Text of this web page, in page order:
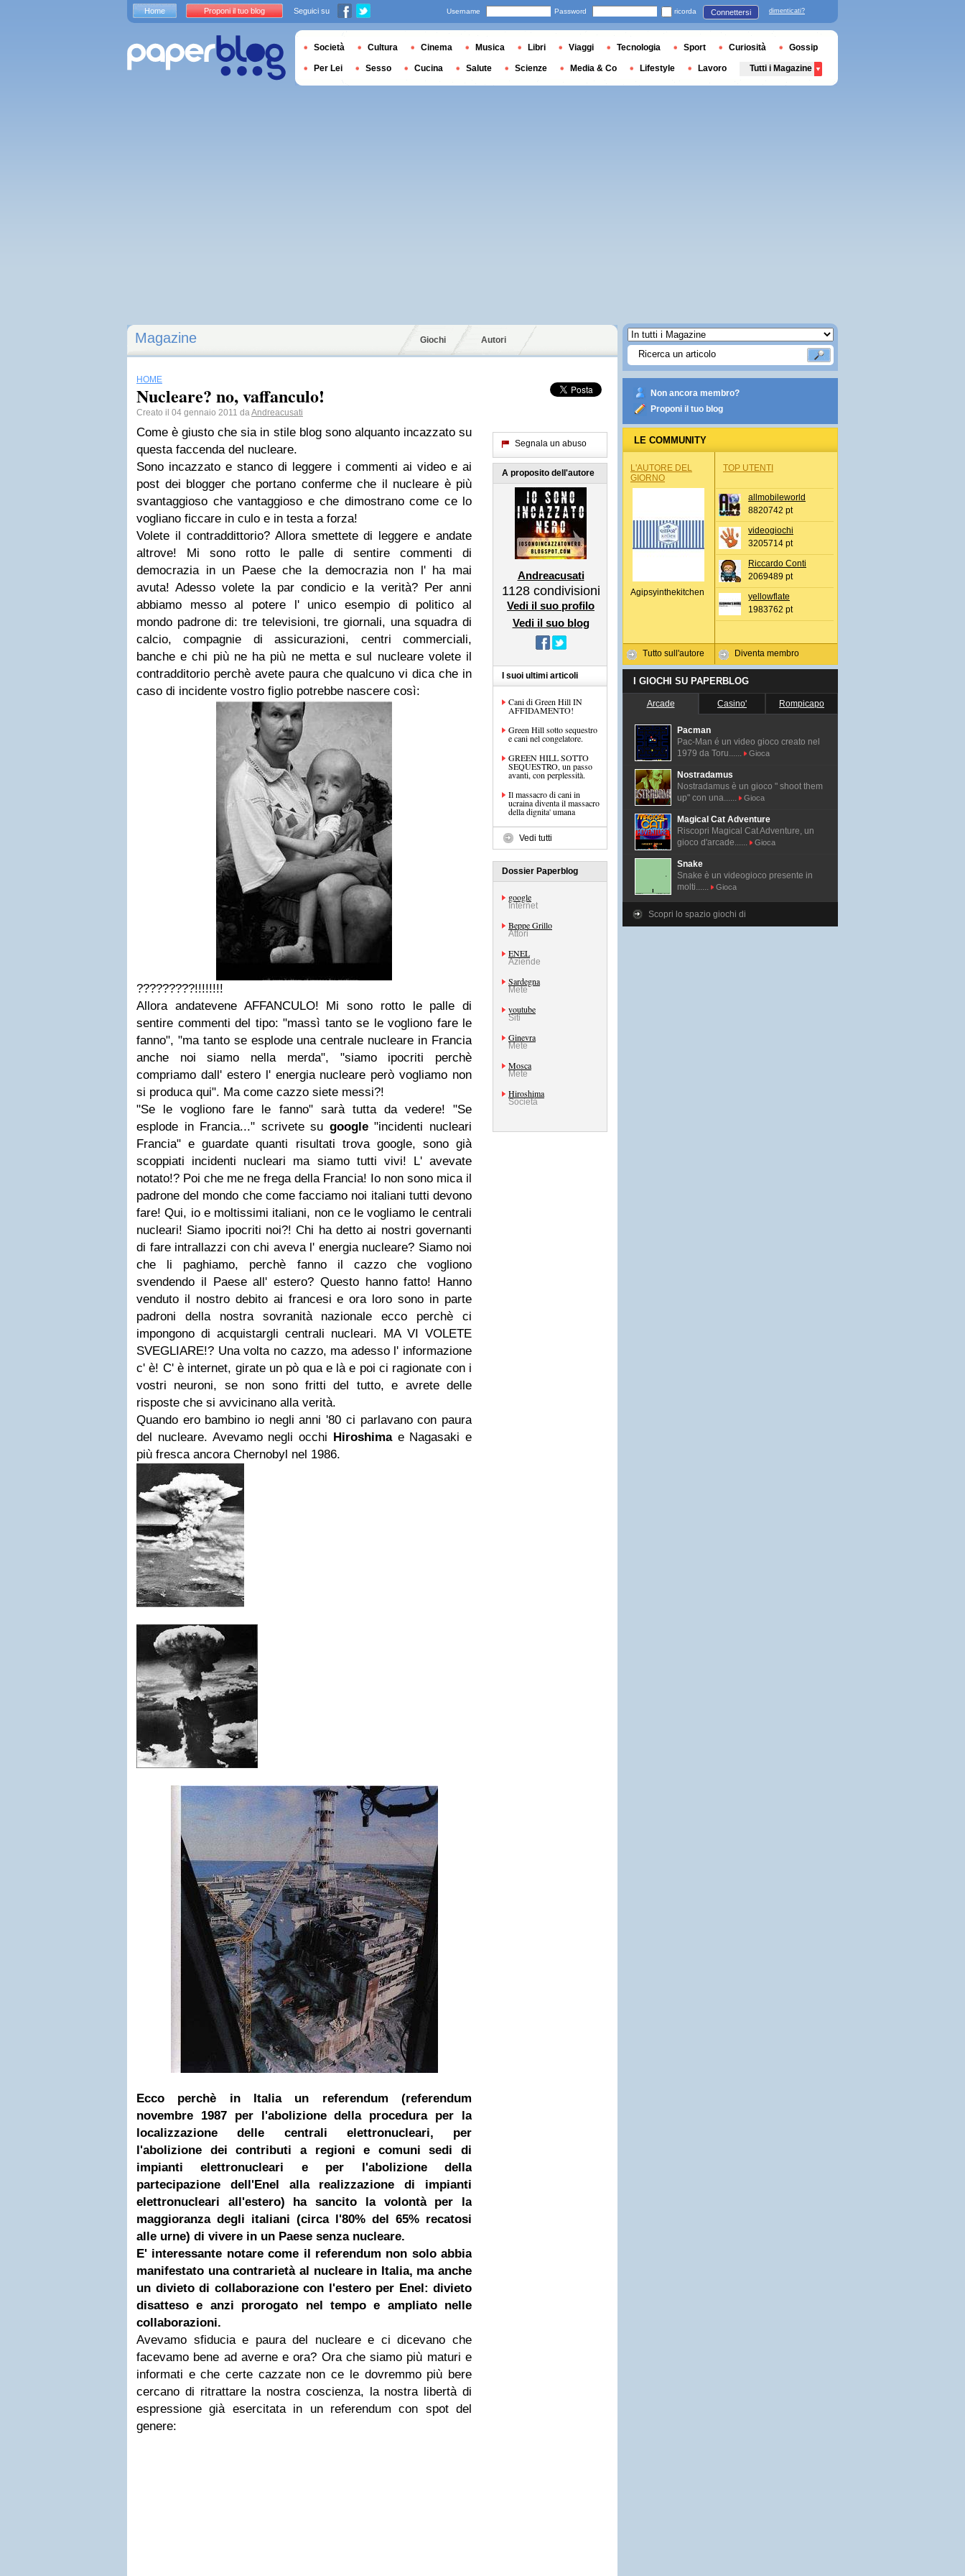
Magazine Giochi Autori
HOME
Nucleare? no, vaffanculo!
Creato il 04 gennaio 2011 daAndreacusati
Come è giusto che sia in stile blog sono alquanto incazzato su
questa faccenda del nucleare.
Sono incazzato e stanco di leggere i commenti ai video e ai
post dei blogger che portano conferme che il nucleare è più
svantaggioso che vantaggioso e che dimostrano come ce lo
vogliano ficcare in culo e in testa a forza!
Volete il contraddittorio? Allora smettete di leggere e andate
altrove! Mi sono rotto le palle di sentire commenti di
democrazia in un Paese che la democrazia non l' ha mai
avuta! Adesso volete la par condicio e la verità? Per anni
abbiamo messo al potere l' unico esempio di politico al
mondo padrone di: tre televisioni, tre giornali, una squadra di
calcio, compagnie di assicurazioni, centri commerciali,
banche e chi più ne ha più ne metta e sul nucleare volete il
contradditorio perchè avete paura che qualcuno vi dica che in
caso di incidente vostro figlio potrebbe nascere così:
?????????!!!!!!!!
Allora andatevene AFFANCULO! Mi sono rotto le palle di
sentire commenti del tipo: "massì tanto se le vogliono fare le
fanno", "ma tanto se esplode una centrale nucleare in Francia
anche noi siamo nella merda", "siamo ipocriti perchè
compriamo dall' estero l' energia nucleare però vogliamo non
si produca qui". Ma come cazzo siete messi?!
"Se le vogliono fare le fanno" sarà tutta da vedere! "Se
esplode in Francia..." scrivete su google"incidenti nucleari
Francia" e guardate quanti risultati trova google, sono già
scoppiati incidenti nucleari ma siamo tutti vivi! L' avevate
notato!? Poi che me ne frega della Francia! Io non sono mica il
padrone del mondo che come facciamo noi italiani tutti devono
fare! Qui, io e moltissimi italiani, non ce le vogliamo le centrali
nucleari! Siamo ipocriti noi?! Chi ha detto ai nostri governanti
di fare intrallazzi con chi aveva l' energia nucleare? Siamo noi
che li paghiamo, perchè fanno il cazzo che vogliono
svendendo il Paese all' estero? Questo hanno fatto! Hanno
venduto il nostro debito ai francesi e ora loro sono in parte
padroni della nostra sovranità nazionale ecco perchè ci
impongono di acquistargli centrali nucleari. MA VI VOLETE
SVEGLIARE!? Una volta no cazzo, ma adesso l' informazione
c' è! C' è internet, girate un pò qua e là e poi ci ragionate con i
vostri neuroni, se non sono fritti del tutto, e avrete delle
risposte che si avvicinano alla verità.
Quando ero bambino io negli anni '80 ci parlavano con paura
del nucleare. Avevamo negli occhi Hiroshimae Nagasaki e
più fresca ancora Chernobyl nel 1986.
Ecco perchè in Italia un referendum (referendum
novembre 1987 per l'abolizione della procedura per la
localizzazione delle centrali elettronucleari, per
l'abolizione dei contributi a regioni e comuni sedi di
impianti elettronucleari e per l'abolizione della
partecipazione dell'Enel alla realizzazione di impianti
elettronucleari all'estero) ha sancito la volontà per la
maggioranza degli italiani (circa l'80% del 65% recatosi
alle urne) di vivere in un Paese senza nucleare.
E' interessante notare come il referendum non solo abbia
manifestato una contrarietà al nucleare in Italia, ma anche
un divieto di collaborazione con l'estero per Enel: divieto
disatteso e anzi prorogato nel tempo e ampliato nelle
collaborazioni.
Avevamo sfiducia e paura del nucleare e ci dicevano che
facevamo bene ad averne e ora? Ora che siamo più maturi e
informati e che certe cazzate non ce le dovremmo più bere
cercano di ritrattare la nostra coscienza, la nostra libertà di
espressione già esercitata in un referendum con spot del
genere:
Segnala un abuso
A proposito dell'autore
Andreacusati
1128 condivisioni
Vedi il suo profilo
Vedi il suo blog
I suoi ultimi articoli
Cani di Green Hill IN
AFFIDAMENTO!
Green Hill sotto sequestro
e cani nel congelatore.
GREEN HILL SOTTO
SEQUESTRO, un passo
avanti, con perplessità.
Il massacro di cani in
ucraina diventa il massacro
della dignita' umana
Vedi tutti
Dossier Paperblog
google
Internet
Beppe Grillo
Attori
ENEL
Aziende
Sardegna
Mete
youtube
Siti
Ginevra
Mete
Mosca
Mete
Hiroshima
Società
Non ancora membro?
Proponi il tuo blog
LE COMMUNITY
L'AUTORE DEL
GIORNO
Agipsyinthekitchen
Tutto sull'autore
TOP UTENTI
allmobileworld
8820742 pt
videogiochi
3205714 pt
Riccardo Conti
2069489 pt
yellowflate
1983762 pt
Diventa membro
I GIOCHI SU PAPERBLOG
Arcade Casino' Rompicapo
Pacman
Pac-Man é un video gioco creato nel
1979 da Toru......
Gioca
Nostradamus
Nostradamus è un gioco " shoot them
up" con una......
Gioca
Magical Cat Adventure
Riscopri Magical Cat Adventure, un
gioco d'arcade......
Gioca
Snake
Snake è un videogioco presente in
molti......
Gioca
Scopri lo spazio giochi di
Home Proponi il tuo blog Seguici su Username Password ricorda Connettersi dimenticati?
Società Cultura Cinema Musica Libri Viaggi Tecnologia Sport Curiosità Gossip
Per Lei Sesso Cucina Salute Scienze Media & Co Lifestyle Lavoro Tutti i Magazine